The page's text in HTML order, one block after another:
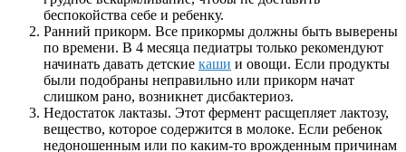
беспокойства себе и ребенку.
Ранний прикорм. Все прикормы должны быть выверены
по времени. В 4 месяца педиатры только рекомендуют
начинать давать детские каши и овощи. Если продукты
были подобраны неправильно или прикорм начат
слишком рано, возникнет дисбактериоз.
Недостаток лактазы. Этот фермент расщепляет лактозу,
вещество, которое содержится в молоке. Если ребенок
недоношенным или по каким-то врожденным причинам